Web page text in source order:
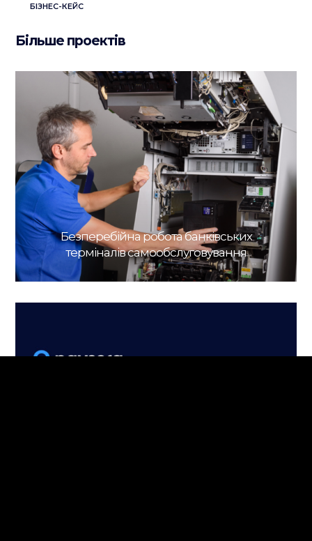
БІЗНЕС-КЕЙС
Більше проектів
Безперебійна робота банківських
терміналів самообслуговування